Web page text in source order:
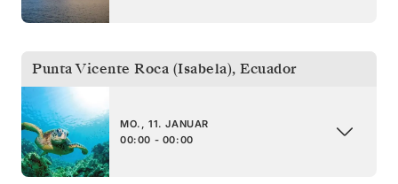
Punta Vicente Roca (Isabela), Ecuador
MO., 11. JANUAR
00:00 - 00:00